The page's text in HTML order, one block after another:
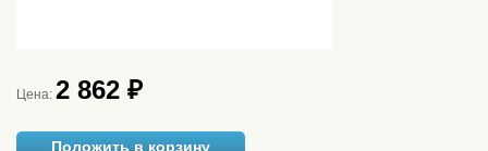
Цена: 2 862 ₽
Положить в корзину